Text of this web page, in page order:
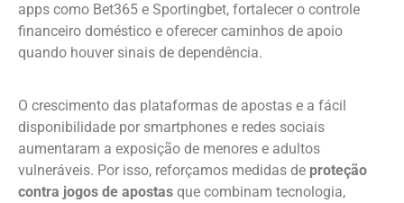
apps como Bet365 e Sportingbet, fortalecer o controle
financeiro doméstico e oferecer caminhos de apoio
quando houver sinais de dependência.
O crescimento das plataformas de apostas e a fácil
disponibilidade por smartphones e redes sociais
aumentaram a exposição de menores e adultos
vulneráveis. Por isso, reforçamos medidas de proteção
contra jogos de apostas que combinam tecnologia,